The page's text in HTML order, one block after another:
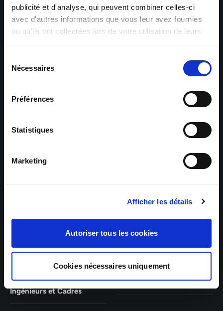
publicité et d'analyse, qui peuvent combiner celles-ci
avec d'autres informations que vous leur avez fournies
ou qu'ils ont collectées lors de votre utilisation de leurs
services.
Nécessaires
Préférences
Statistiques
Marketing
Afficher les détails
Autoriser tous les cookies
Cookies nécessaires uniquement
Nos agences Aide & Contact
Maxiplan
Mulhouse – Industrie,
Logistique, Transport et
Bâtiment et Tertiaire
Logistique, Bâtiment et
Guebwiller – Industrie,
Experts Paris – Tertiaire,
Cadres
Experts Strasbourg –
Illkirch-Graffenstaden
Experts Saint-Louis –
Tertiaire, Techniciens,
Ingénieurs et Cadres
Tertiaire, Techniciens,
Ingénieurs et Cadres
Saint-Louis – Industrie,
Logistique, Service